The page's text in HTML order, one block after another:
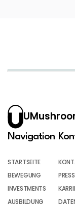
Navigation
STARTSEITE
BEWEGUNG
INVESTMENTS
AUSBILDUNG